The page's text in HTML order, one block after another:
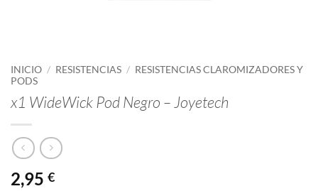
INICIO / RESISTENCIAS / RESISTENCIAS CLAROMIZADORES Y
PODS
x1 WideWick Pod Negro – Joyetech
2,95 €